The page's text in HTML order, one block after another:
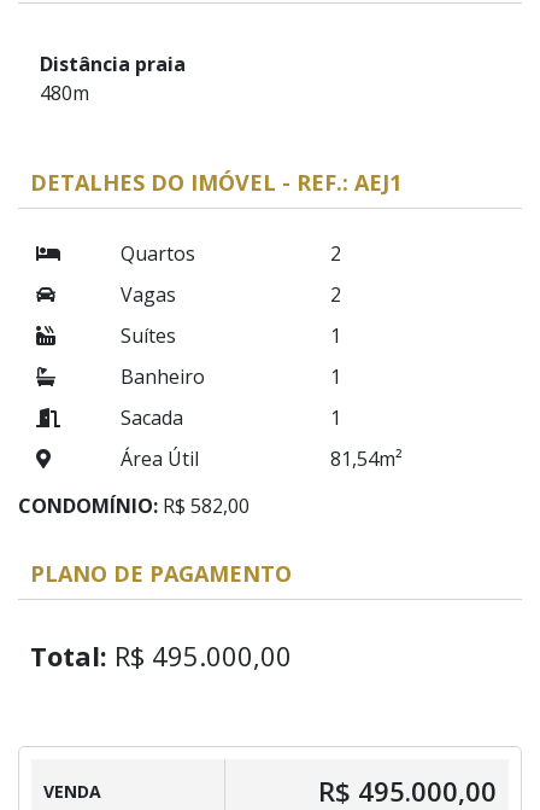
Distância praia
480m
DETALHES DO IMÓVEL - REF.: AEJ1
Quartos
2
Vagas
2
Suítes
1
Banheiro
1
Sacada
1
Área Útil
81,54m²
CONDOMÍNIO: R$ 582,00
PLANO DE PAGAMENTO
Total: R$ 495.000,00
VENDA R$ 495.000,00